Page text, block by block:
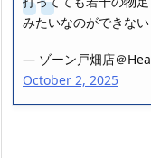
みたいなのができな
— ゾーン戸畑店＠
October 2, 2025